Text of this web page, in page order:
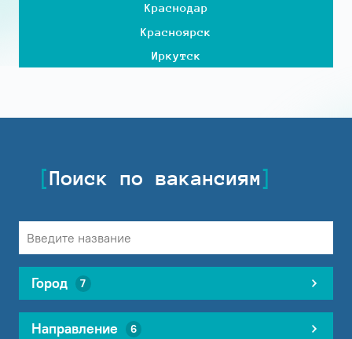
Краснодар
Красноярск
Иркутск
Поиск по вакансиям
Город 7
Направление 6